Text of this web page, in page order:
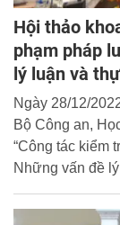
Hội thảo
phạm pháp
lý luận và
Ngày 28/12/
Bộ Công an,
“Công tác kiểm
Những vấn đề